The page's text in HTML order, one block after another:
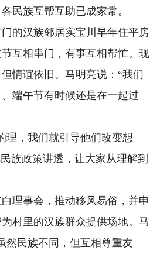
族互帮互助已成家常。
汉族邻居实宝川早年住平房
互相串门，有事互相帮忙。现
情谊依旧。马明亮说：“我们
端午节有时候还是在一起过
，我们就引导他们改变想
族政策讲透，让大家从理解到
事会，推动移风易俗，并申
村里的汉族群众提供场地。马
然民族不同，但互相尊重友